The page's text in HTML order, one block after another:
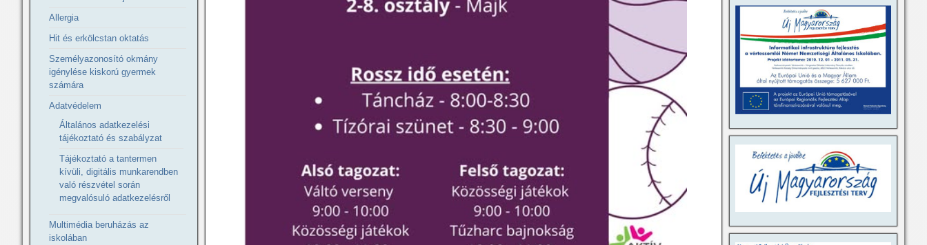
Allergia
Hit és erkölcstan oktatás
Személyazonosító okmány
igénylése kiskorú gyermek
számára
Adatvédelem
Általános adatkezelési
tájékoztató és szabályzat
Tájékoztató a tantermen
kívüli, digitális munkarendben
való részvétel során
megvalósuló adatkezelésről
Multimédia beruházás az
iskolában